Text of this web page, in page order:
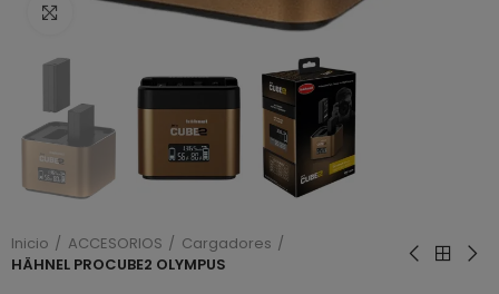
Haga clic para ampliar
Inicio ACCESORIOS
Cargadores
HÄHNEL PROCUBE2 OLYMPUS